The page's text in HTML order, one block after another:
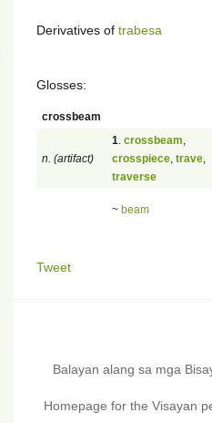
Derivatives of trabesa
Glosses:
crossbeam
n. (artifact)
1 crossbeam
crosspiece trave
traverse
~ beam
Tweet
Balayan alang sa mga
Homepage for the Visayan